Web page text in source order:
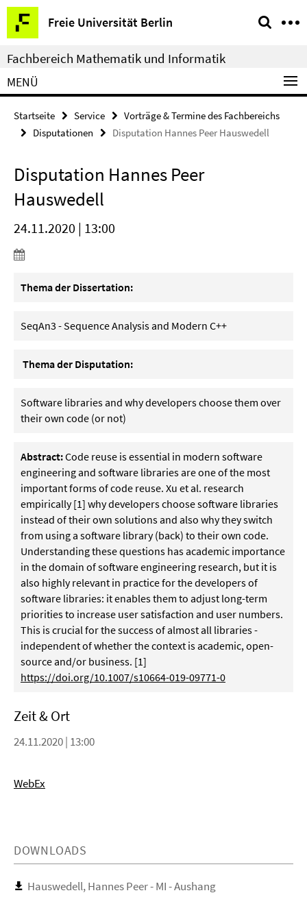
Springe
direkt
zu
Inhalt
Freie Universität Berlin
Service-
Navigation
Fachbereich Mathematik und Informatik
MENÜ
Startseite Service
Vorträge & Termine des Fachbereichs
Disputationen
Disputation Hannes Peer Hauswedell
Disputation Hannes Peer
Hauswedell
24.11.2020 | 13:00
Thema der Dissertation:
SeqAn3 - Sequence Analysis and Modern C++
Thema der Disputation:
Software libraries and why developers choose them over
their own code (or not)
Abstract:Code reuse is essential in modern software
engineering and software libraries are one of the most
important forms of code reuse. Xu et al. research
empirically [1] why developers choose software libraries
instead of their own solutions and also why they switch
from using a software library (back) to their own code.
Understanding these questions has academic importance
in the domain of software engineering research, but it is
also highly relevant in practice for the developers of
software libraries: it enables them to adjust long-term
priorities to increase user satisfaction and user numbers.
This is crucial for the success of almost all libraries -
independent of whether the context is academic, open-
source and/or business. [1]
https://doi.org/10.1007/s10664-019-09771-0
Zeit & Ort
24.11.2020 | 13:00
WebEx
DOWNLOADS
Hauswedell, Hannes Peer - MI - Aushang